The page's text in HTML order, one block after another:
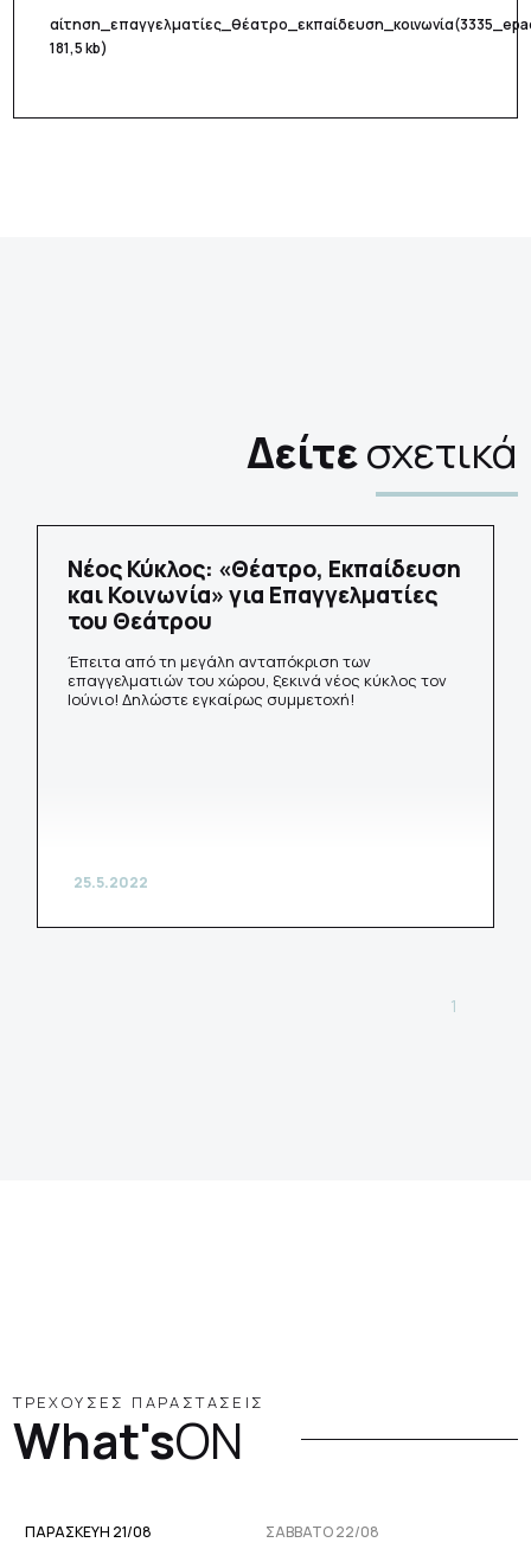
αίτηση_επαγγελματίες_θέατρο_εκπαίδευση_κοινωνία
181,5 kb)
Δείτεσχετικά
Νέος Κύκλος: «Θέατρο, Εκπαίδευση
και Κοινωνία» για Επαγγελματίες
του Θεάτρου
Έπειτα από τη μεγάλη ανταπόκριση των
επαγγελματιών του χώρου, ξεκινά νέος κύκλος τον
Ιούνιο! Δηλώστε εγκαίρως συμμετοχή!
25.5.2022
1
ΤΡΕΧΟΥΣΕΣ ΠΑΡΑΣΤΑΣΕΙΣ
What'sON
ΠΑΡΑΣΚΕΥΉ 21/08 ΣΆΒΒΑΤΟ 22/08